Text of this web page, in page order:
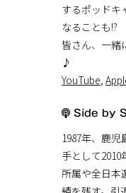
するポッドキ
なることも!?
皆さん、一緒
♪
YouTube,
Side by
1987年、鹿
手として
所属や全日本